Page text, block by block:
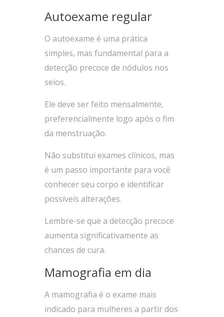
Autoexame regular
O autoexame é uma prática
simples, mas fundamental para a
detecção precoce de nódulos nos
seios.
Ele deve ser feito mensalmente,
preferencialmente logo após o fim
da menstruação.
Não substitui exames clínicos, mas
é um passo importante para você
conhecer seu corpo e identificar
possíveis alterações.
Lembre-se que a detecção precoce
aumenta significativamente as
chances de cura.
Mamografia em dia
A mamografia é o exame mais
indicado para mulheres a partir dos